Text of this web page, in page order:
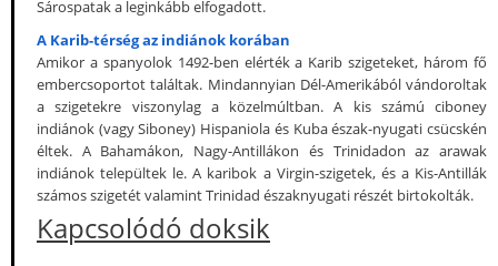
Sárospatak a leginkább elfogadott.
A Karib-térség az indiánok korában
Amikor a spanyolok 1492-ben elérték a Karib szigeteket, három fő
embercsoportot találtak. Mindannyian Dél-Amerikából vándoroltak
a szigetekre viszonylag a közelmúltban. A kis számú ciboney
indiánok (vagy Siboney) Hispaniola és Kuba észak-nyugati csücskén
éltek. A Bahamákon, Nagy-Antillákon és Trinidadon az arawak
indiánok települtek le. A karibok a Virgin-szigetek, és a Kis-Antillák
számos szigetét valamint Trinidad északnyugati részét birtokolták.
Kapcsolódó doksik